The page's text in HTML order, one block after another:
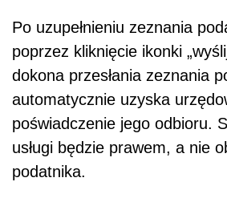
Po uzupełnieniu zeznania
poprzez kliknięcie ikonki
dokona przesłania zeznania
automatycznie uzyska
poświadczenie jego odbioru.
usługi będzie prawem, a nie
podatnika.